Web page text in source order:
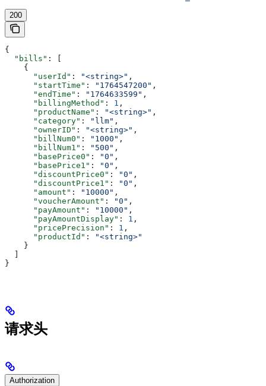
200
{
  "bills"
: [
    {
      "userId"
: "<string>" ,
      "startTime"
: "1764547200" ,
      "endTime"
: "1764633599" ,
      "billingMethod"
: 1 ,
      "productName"
: "<string>" ,
      "category"
: "llm" ,
      "ownerID"
: "<string>" ,
      "billNum0"
: "1000" ,
      "billNum1"
: "500" ,
      "basePrice0"
: "0" ,
      "basePrice1"
: "0" ,
      "discountPrice0"
: "0" ,
      "discountPrice1"
: "0" ,
      "amount"
: "10000" ,
      "voucherAmount"
: "0" ,
      "payAmount"
: "10000" ,
      "payAmountDisplay"
: 1 ,
      "pricePrecision"
: 1 ,
      "productId"
:
"<string>"
    }
}
请求头
Authorization